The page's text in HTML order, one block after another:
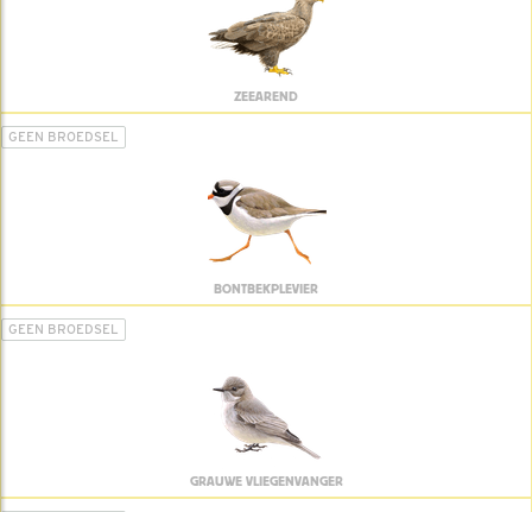
ZEEAREND
GEEN BROEDSEL
BONTBEKPLEVIER
GEEN BROEDSEL
GRAUWE VLIEGENVANGER